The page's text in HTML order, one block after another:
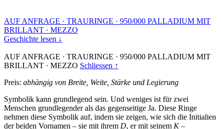
AUF ANFRAGE · TRAURINGE · 950/000 PALLADIUM MIT
BRILLANT · MEZZO
Geschichte lesen ↓
AUF ANFRAGE · TRAURINGE · 950/000 PALLADIUM MIT
BRILLANT · MEZZO Schliessen ↑
Preis: abhängig von Breite, Weite, Stärke und Legierung
Symbolik kann grundlegend sein. Und weniges ist für zwei
Menschen grundlegender als das gegenseitige Ja. Diese Ringe
nehmen diese Symbolik auf, indem sie zeigen, wie sich die Initialien
der beiden Vornamen – sie mit ihrem D, er mit seinem K–